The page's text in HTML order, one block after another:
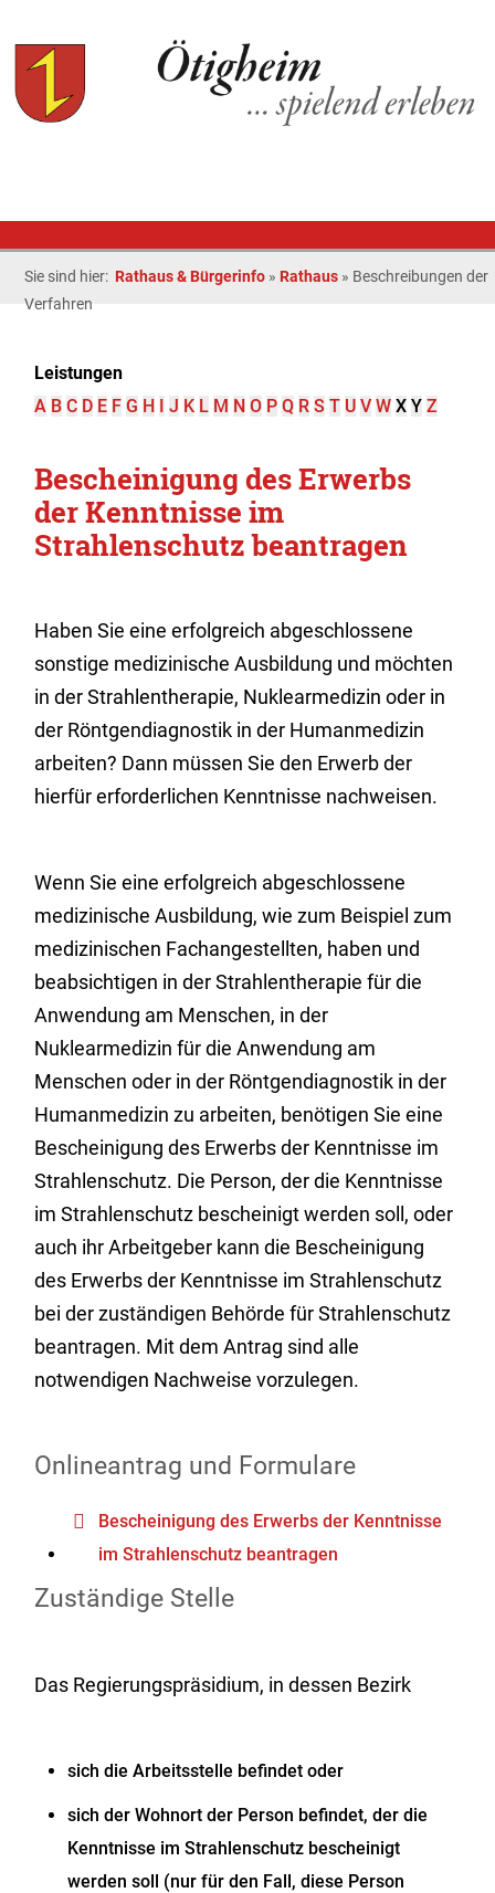
Sie sind hier: Rathaus & Bürgerinfo » Rathaus » Beschreibungen der
Verfahren
Leistungen
A B C D E F G H I J K L M N O P Q R S T U V W X Y Z
Bescheinigung des Erwerbs
der Kenntnisse im
Strahlenschutz beantragen
Haben Sie eine erfolgreich abgeschlossene
sonstige medizinische Ausbildung und möchten
in der Strahlentherapie, Nuklearmedizin oder in
der Röntgendiagnostik in der Humanmedizin
arbeiten? Dann müssen Sie den Erwerb der
hierfür erforderlichen Kenntnisse nachweisen.
Wenn Sie eine erfolgreich abgeschlossene
medizinische Ausbildung, wie zum Beispiel zum
medizinischen Fachangestellten, haben und
beabsichtigen in der Strahlentherapie für die
Anwendung am Menschen, in der
Nuklearmedizin für die Anwendung am
Menschen oder in der Röntgendiagnostik in der
Humanmedizin zu arbeiten, benötigen Sie eine
Bescheinigung des Erwerbs der Kenntnisse im
Strahlenschutz. Die Person, der die Kenntnisse
im Strahlenschutz bescheinigt werden soll, oder
auch ihr Arbeitgeber kann die Bescheinigung
des Erwerbs der Kenntnisse im Strahlenschutz
bei der zuständigen Behörde für Strahlenschutz
beantragen. Mit dem Antrag sind alle
notwendigen Nachweise vorzulegen.
Onlineantrag und Formulare
Bescheinigung des Erwerbs der Kenntnisse
im Strahlenschutz beantragen
Zuständige Stelle
Das Regierungspräsidium, in dessen Bezirk
sich die Arbeitsstelle befindet oder
sich der Wohnort der Person befindet, der die
Kenntnisse im Strahlenschutz bescheinigt
werden soll (nur für den Fall, diese Person